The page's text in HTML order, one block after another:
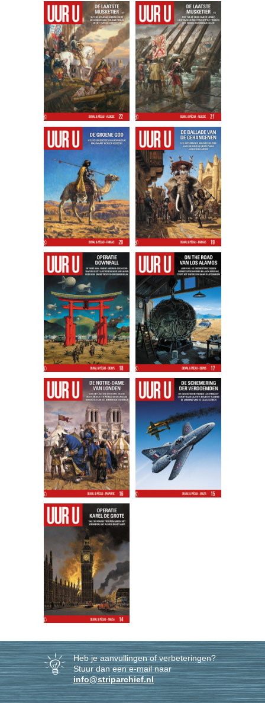
Heb je aanvullingen of verbeteringen?
Stuur dan een e-mail naar
info@striparchief.nl